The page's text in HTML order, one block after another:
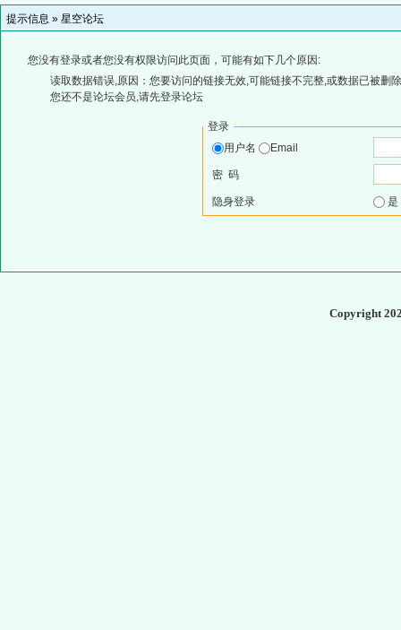
提示信息 » 星空论坛
您没有登录或者您没有权限访问此页面，可能有如下几个原因:
读取数据错误,原因：您要访问的链接无效,可能链接不完整,或数据已被删
您还不是论坛会员,请先登录论坛
登录
用户名
Email
密 码
隐身登录
Copyright